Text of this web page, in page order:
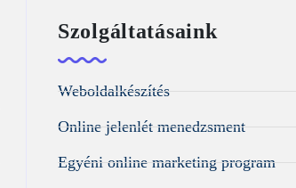
Szolgáltatásaink
Weboldalkészítés
Online jelenlét menedzsment
Egyéni online marketing program